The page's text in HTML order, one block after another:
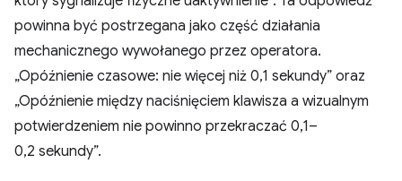
powinna być postrzegana jako część działania
mechanicznego wywołanego przez operatora.
„Opóźnienie czasowe: nie więcej niż 0,1 sekundy” oraz
„Opóźnienie między naciśnięciem klawisza a wizualnym
potwierdzeniem nie powinno przekraczać 0,1–
0,2 sekundy”.